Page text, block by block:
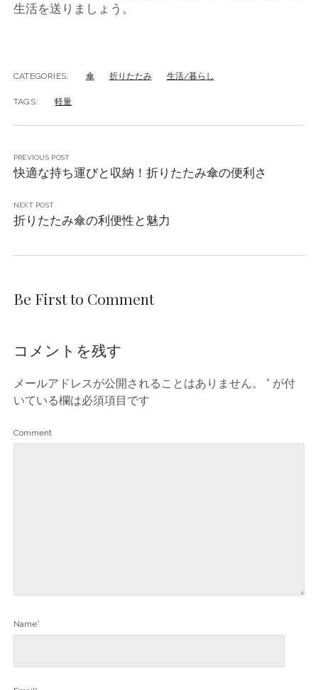
生活を送りましょう。
CATEGORIES: 傘 折りたたみ 生活/暮らし
TAGS: 軽量
PREVIOUS POST
快適な持ち運びと収納！折りたたみ傘の便利さ
NEXT POST
折りたたみ傘の利便性と魅力
Be First to Comment
コメントを残す
メールアドレスが公開されることはありません。 * が付
いている欄は必須項目です
Comment
Name*